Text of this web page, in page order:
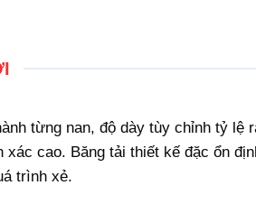
từng nan, độ dày tùy chỉnh tỷ lệ
xác cao. Băng tải thiết kế đặc ổn
trình xẻ.